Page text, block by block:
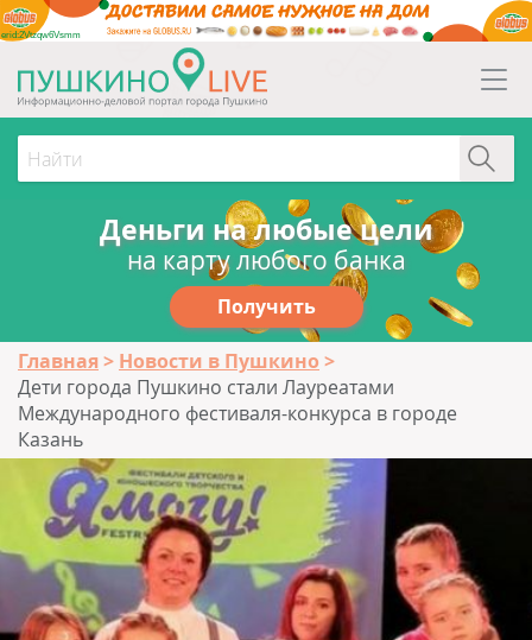
erid:2Vtzqw6Vsmm
Деньги на любые цели
на карту любого банка
Получить
Главная
Новости в Пушкино
Дети города Пушкино стали Лауреатами
Международного фестиваля-конкурса в городе
Казань